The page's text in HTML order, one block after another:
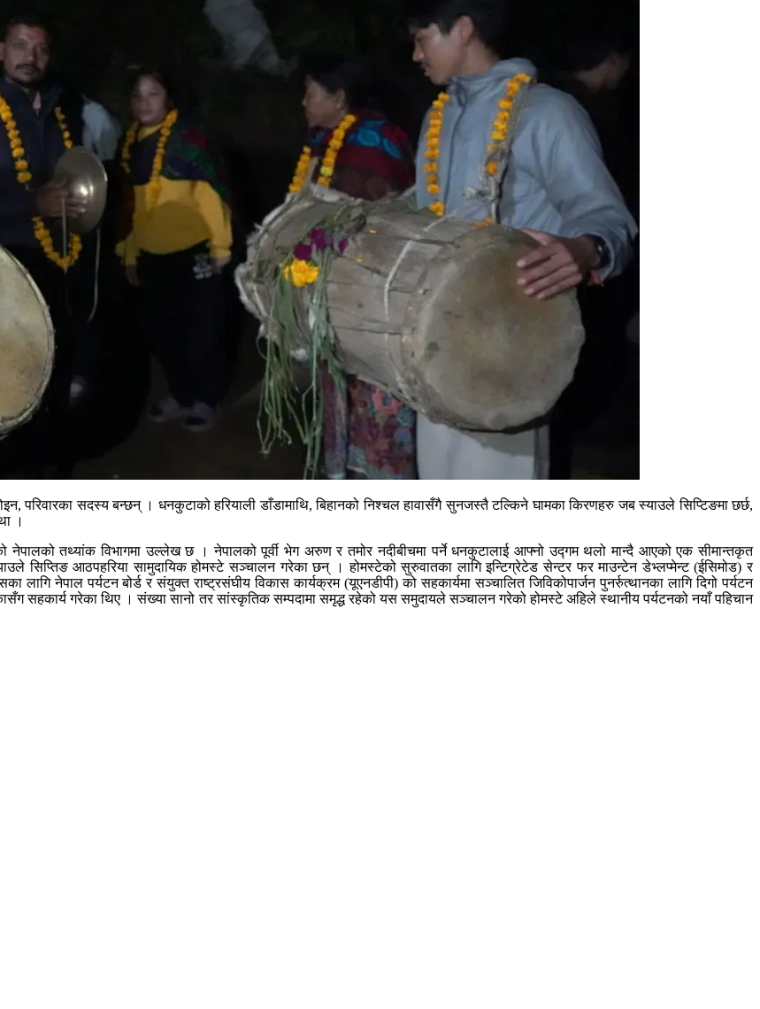
परिवारका सदस्य बन्छन् । धनकुटाको हरियाली डाँडामाथि, बिहानको निश्‍चल हावासँगै सुनजस्तै टल्किने घामका किरणहरु जब स्याउले सिप्टिङमा छर्छ,
।
तथ्यांक विभागमा उल्लेख छ । नेपालको पूर्वी भेग अरुण र तमोर नदीबीचमा पर्ने धनकुटालाई आफ्नो उद्गम थलो मान्दै आएको एक सीमान्तकृत
सिप्तिङ आठपहरिया सामुदायिक होमस्टे सञ्‍चालन गरेका छन् । होमस्टेको सुरुवातका लागि इन्टिग्रेटेड सेन्टर फर माउन्टेन डेभ्लप्मेन्ट (ईसिमोड) र
नेपाल पर्यटन बोर्ड र संयुक्त राष्ट्रसंघीय विकास कार्यक्रम (यूएनडीपी) को सहकार्यमा सञ्‍चालित जिविकोपार्जन पुनर्रुत्थानका लागि दिगो पर्यटन
सहकार्य गरेका थिए । संख्या सानो तर सांस्कृतिक सम्पदामा समृद्ध रहेको यस समुदायले सञ्चालन गरेको होमस्टे अहिले स्थानीय पर्यटनको नयाँ पहिचान